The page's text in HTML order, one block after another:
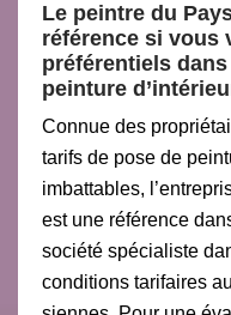
Le peintre du
référence si vous
préférentiels
peinture
Connue des
tarifs de pose de
imbattables,
est une référence
société spécialiste
conditions tarifaires